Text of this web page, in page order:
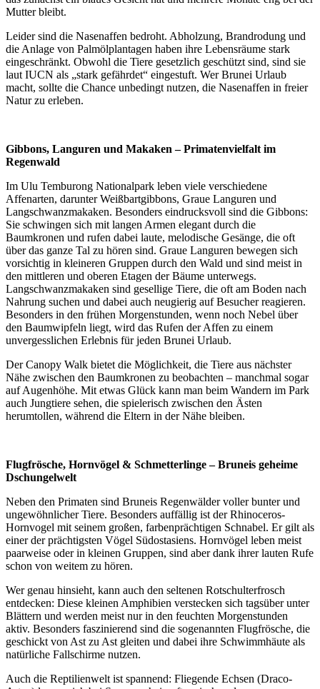
Mutter bleibt.
Leider sind die Nasenaffen bedroht. Abholzung, Brandrodung und
die Anlage von Palmölplantagen haben ihre Lebensräume stark
eingeschränkt. Obwohl die Tiere gesetzlich geschützt sind, sind sie
laut IUCN als „stark gefährdet“ eingestuft. Wer Brunei Urlaub
macht, sollte die Chance unbedingt nutzen, die Nasenaffen in freier
Natur zu erleben.
Gibbons, Languren und Makaken – Primatenvielfalt im
Regenwald
Im Ulu Temburong Nationalpark leben viele verschiedene
Affenarten, darunter Weißbartgibbons, Graue Languren und
Langschwanzmakaken. Besonders eindrucksvoll sind die Gibbons:
Sie schwingen sich mit langen Armen elegant durch die
Baumkronen und rufen dabei laute, melodische Gesänge, die oft
über das ganze Tal zu hören sind. Graue Languren bewegen sich
vorsichtig in kleineren Gruppen durch den Wald und sind meist in
den mittleren und oberen Etagen der Bäume unterwegs.
Langschwanzmakaken sind gesellige Tiere, die oft am Boden nach
Nahrung suchen und dabei auch neugierig auf Besucher reagieren.
Besonders in den frühen Morgenstunden, wenn noch Nebel über
den Baumwipfeln liegt, wird das Rufen der Affen zu einem
unvergesslichen Erlebnis für jeden Brunei Urlaub.
Der Canopy Walk bietet die Möglichkeit, die Tiere aus nächster
Nähe zwischen den Baumkronen zu beobachten – manchmal sogar
auf Augenhöhe. Mit etwas Glück kann man beim Wandern im Park
auch Jungtiere sehen, die spielerisch zwischen den Ästen
herumtollen, während die Eltern in der Nähe bleiben.
Flugfrösche, Hornvögel & Schmetterlinge – Bruneis geheime
Dschungelwelt
Neben den Primaten sind Bruneis Regenwälder voller bunter und
ungewöhnlicher Tiere. Besonders auffällig ist der Rhinoceros-
Hornvogel mit seinem großen, farbenprächtigen Schnabel. Er gilt als
einer der prächtigsten Vögel Südostasiens. Hornvögel leben meist
paarweise oder in kleinen Gruppen, sind aber dank ihrer lauten Rufe
schon von weitem zu hören.
Wer genau hinsieht, kann auch den seltenen Rotschulterfrosch
entdecken: Diese kleinen Amphibien verstecken sich tagsüber unter
Blättern und werden meist nur in den feuchten Morgenstunden
aktiv. Besonders faszinierend sind die sogenannten Flugfrösche, die
geschickt von Ast zu Ast gleiten und dabei ihre Schwimmhäute als
natürliche Fallschirme nutzen.
Auch die Reptilienwelt ist spannend: Fliegende Echsen (Draco-